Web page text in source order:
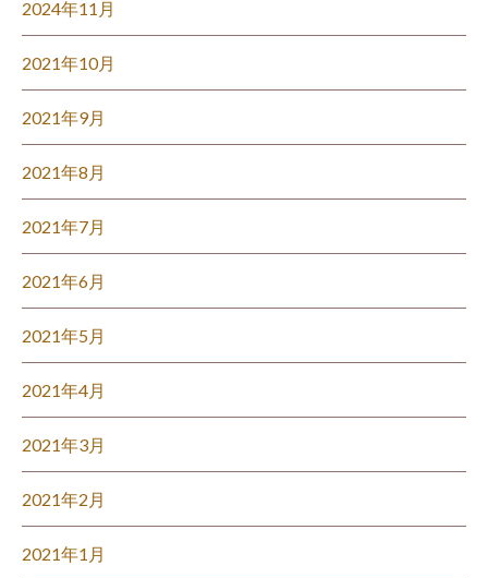
2024年11月
2021年10月
2021年9月
2021年8月
2021年7月
2021年6月
2021年5月
2021年4月
2021年3月
2021年2月
2021年1月